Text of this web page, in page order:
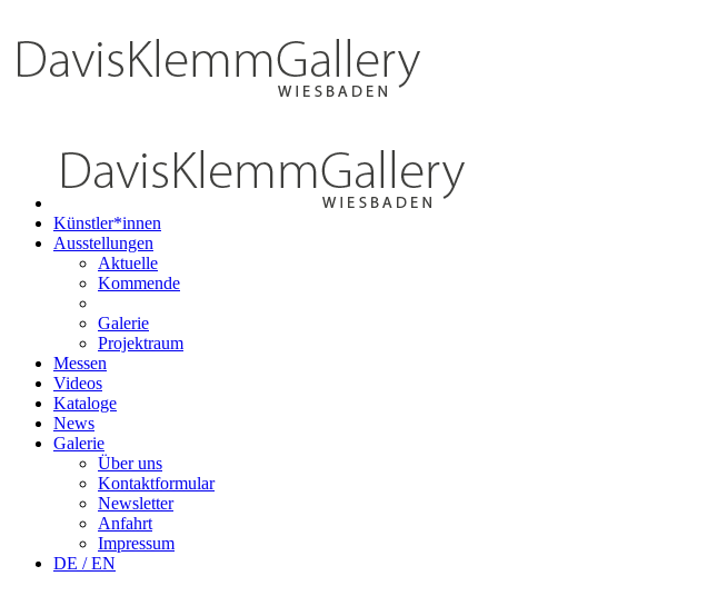
Künstler*innen
Ausstellungen
Aktuelle
Kommende
Galerie
Projektraum
Messen
Videos
Kataloge
News
Galerie
Über uns
Kontaktformular
Newsletter
Anfahrt
Impressum
DE / EN